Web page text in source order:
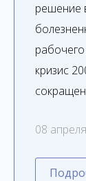
решение
кризис
08